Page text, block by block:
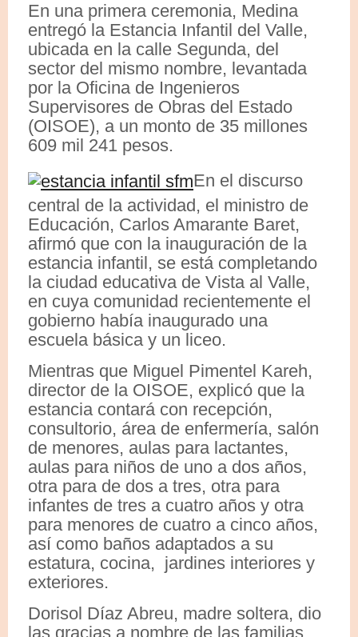
En una primera ceremonia, Medina
entregó la Estancia Infantil del Valle,
ubicada en la calle Segunda, del
sector del mismo nombre, levantada
por la Oficina de Ingenieros
Supervisores de Obras del Estado
(OISOE), a un monto de 35 millones
609 mil 241 pesos.
En el discurso
central de la actividad, el ministro de
Educación, Carlos Amarante Baret,
afirmó que con la inauguración de la
estancia infantil, se está completando
la ciudad educativa de Vista al Valle,
en cuya comunidad recientemente el
gobierno había inaugurado una
escuela básica y un liceo.
Mientras que Miguel Pimentel Kareh,
director de la OISOE, explicó que la
estancia contará con recepción,
consultorio, área de enfermería, salón
de menores, aulas para lactantes,
aulas para niños de uno a dos años,
otra para de dos a tres, otra para
infantes de tres a cuatro años y otra
para menores de cuatro a cinco años,
así como baños adaptados a su
estatura, cocina, jardines interiores y
exteriores.
Dorisol Díaz Abreu, madre soltera, dio
las gracias a nombre de las familias